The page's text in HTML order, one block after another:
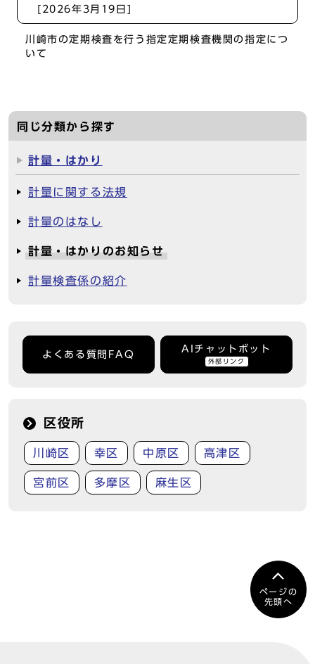
[2026年3月19日]
川崎市の定期検査を行う指定定期検査機関の指定につ
いて
同じ分類から探す
計量・はかり
計量に関する法規
計量のはなし
計量・はかりのお知らせ
計量検査係の紹介
よくある質問FAQ
AIチャットボット
外部リンク
区役所
川崎区 幸区 中原区 高津区
宮前区 多摩区 麻生区
ページの
先頭へ